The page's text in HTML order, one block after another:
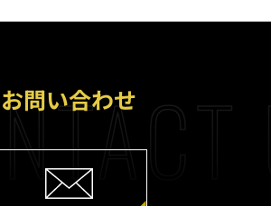
お問い合わせ